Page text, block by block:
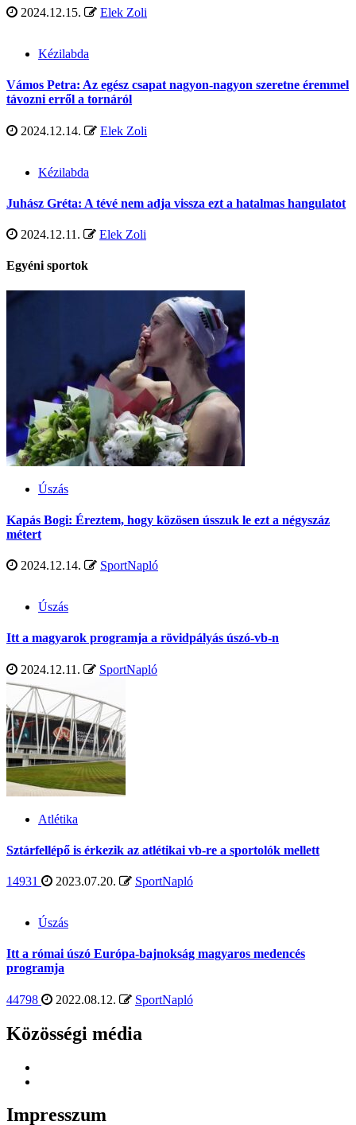
2024.12.15. Elek Zoli
Kézilabda
Vámos Petra: Az egész csapat nagyon-nagyon szeretne éremmel
távozni erről a tornáról
2024.12.14. Elek Zoli
Kézilabda
Juhász Gréta: A tévé nem adja vissza ezt a hatalmas hangulatot
2024.12.11. Elek Zoli
Egyéni sportok
Úszás
Kapás Bogi: Éreztem, hogy közösen ússzuk le ezt a négyszáz
métert
2024.12.14. SportNapló
Úszás
Itt a magyarok programja a rövidpályás úszó-vb-n
2024.12.11. SportNapló
Atlétika
Sztárfellépő is érkezik az atlétikai vb-re a sportolók mellett
14931 2023.07.20. SportNapló
Úszás
Itt a római úszó Európa-bajnokság magyaros medencés
programja
44798 2022.08.12. SportNapló
Közösségi média
Instán
Impresszum